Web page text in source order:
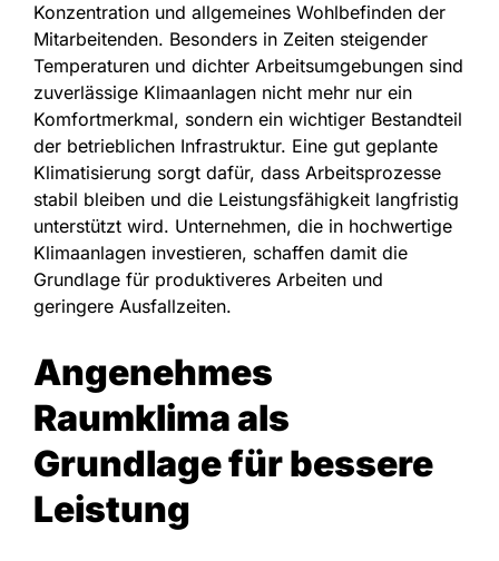
Konzentration und allgemeines Wohlbefinden der
Mitarbeitenden. Besonders in Zeiten steigender
Temperaturen und dichter Arbeitsumgebungen sind
zuverlässige Klimaanlagen nicht mehr nur ein
Komfortmerkmal, sondern ein wichtiger Bestandteil
der betrieblichen Infrastruktur. Eine gut geplante
Klimatisierung sorgt dafür, dass Arbeitsprozesse
stabil bleiben und die Leistungsfähigkeit langfristig
unterstützt wird. Unternehmen, die in hochwertige
Klimaanlagen investieren, schaffen damit die
Grundlage für produktiveres Arbeiten und
geringere Ausfallzeiten.
Angenehmes
Raumklima als
Grundlage für bessere
Leistung